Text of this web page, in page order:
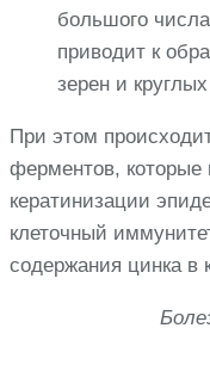
большого
приводит к
зерен и
При этом
ферментов,
кератинизации
клеточный
содержания цинка в